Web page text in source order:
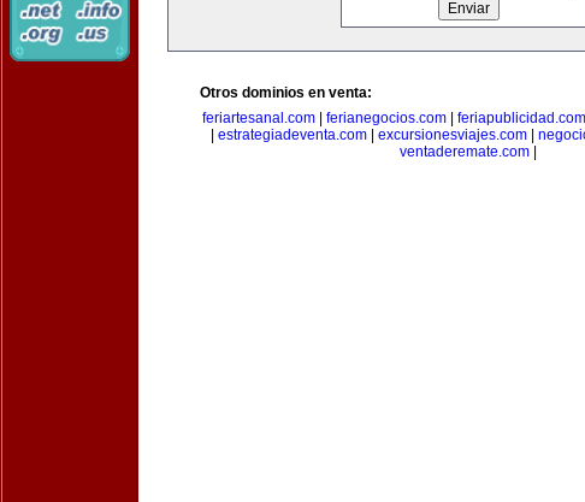
Otros dominios en venta:
feriartesanal.com
ferianegocios.com feriapublicidad.com
estrategiadeventa.com| excursionesviajes.com|
ventaderemate.com